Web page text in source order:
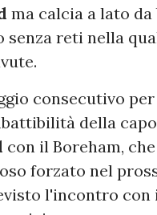
ma calcia a lato
senza reti nella
consecutivo
della
con il Boreham,
forzato nel
l'incontro